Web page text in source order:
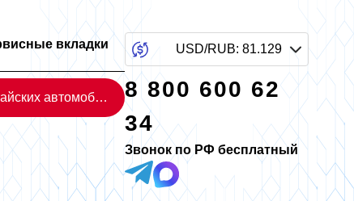
вкладки
Каталог китайских автомобилей
USD/RUB: 81.129
8 800 600 62
34
Звонок по РФ бесплатный